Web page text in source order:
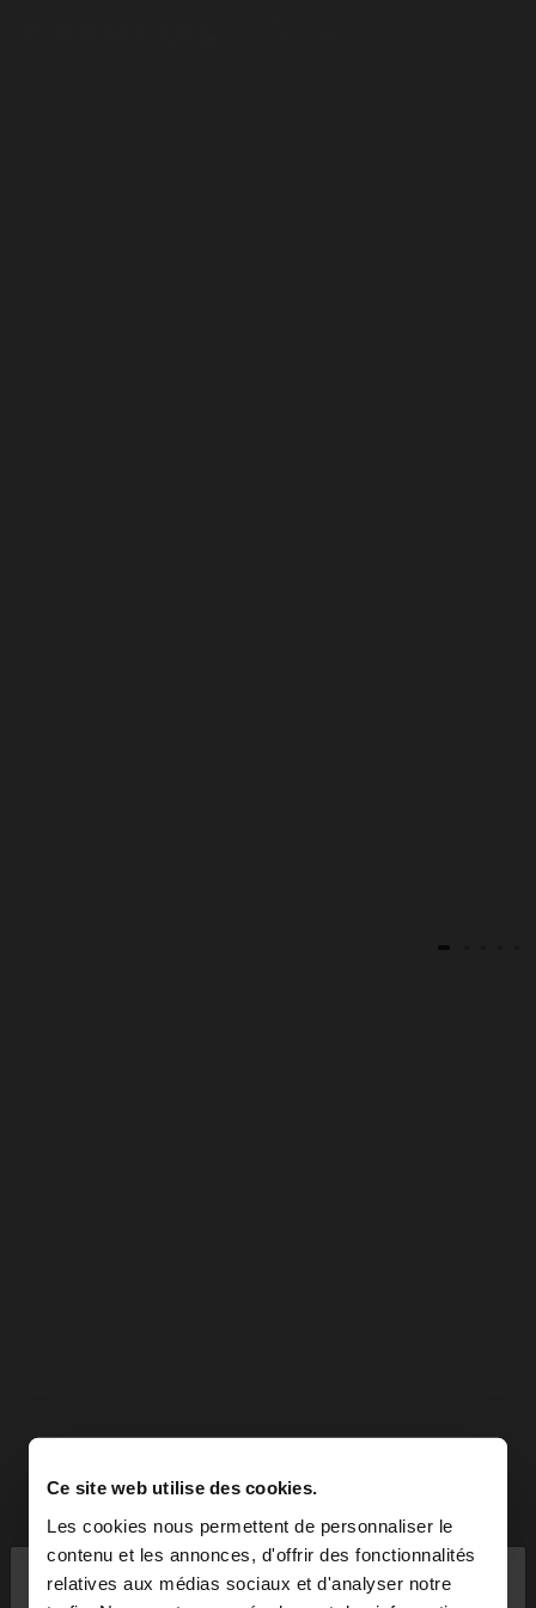
Ce site web utilise des cookies.
Les cookies nous permettent de personnaliser le
contenu et les annonces, d'offrir des fonctionnalités
relatives aux médias sociaux et d'analyser notre
bonjour ×